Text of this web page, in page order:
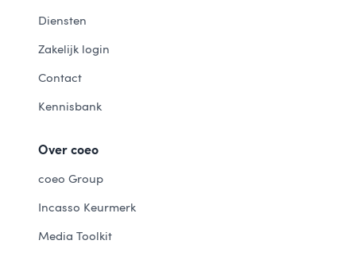
Diensten
Zakelijk login
Contact
Kennisbank
Over coeo
coeo Group
Incasso Keurmerk
Media Toolkit